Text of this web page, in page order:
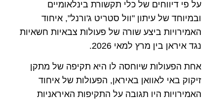
על פי דיווחים של כלי תקשורת בינלאומיים
ובמיוחד של עיתון "וול סטריט ג'ורנל", איחוד
האמירויות ביצע שורה של פעולות צבאיות חשאיות
נגד איראן בין מרץ למאי 2026.
אחת הפעולות שיוחסה לו היא תקיפה של מתקן
זיקוק באי לאוואן באיראן, הפעולות של איחוד
האמירויות היו תגובה על התקיפות האיראניות